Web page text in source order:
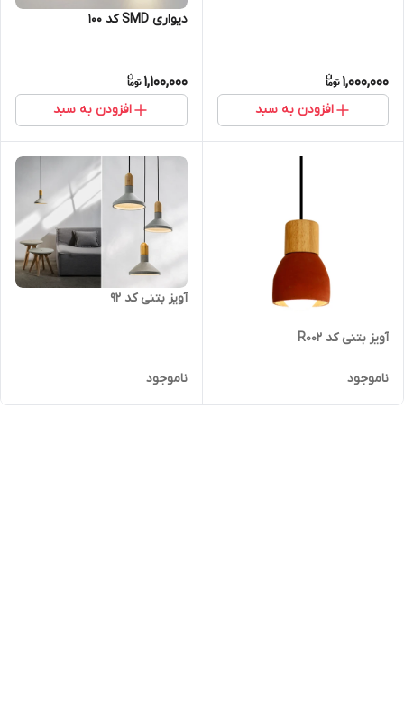
1,000,000
افزودن به سبد
دیواری SMD کد 100
1,100,000
افزودن به سبد
آویز بتنی کد R002
ناموجود
آویز بتنی کد 92
ناموجود